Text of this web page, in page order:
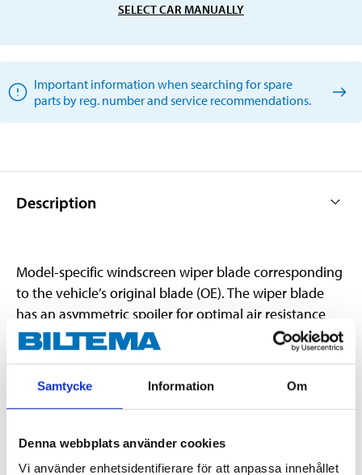
Samtycke Information Om
Denna webbplats använder cookies
Vi använder enhetsidentifierare för att anpassa innehållet
SELECT CAR MANUALLY
Important information when searching for spare
parts by reg. number and service recommendations.
Description
Model-specific windscreen wiper blade corresponding
to the vehicle’s original blade (OE). The wiper blade
has an asymmetric spoiler for optimal air resistance
and quality rubber for optimal wiping. Supplied with
specific mount for AUDI A1 (8X1, 8XA, 8XF, 8XK)
Toledo IV 07/2012-04/2019, SKODA Citigo 10/2011-
SKODA Rapid (NH3)11/2012-12/2019, VW Load Up 12-
2014/06/2016, VW Polo (6R1, 6C1) 09/2009-, VW Up